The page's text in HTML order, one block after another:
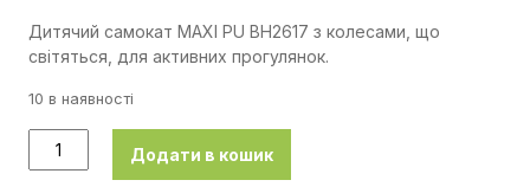
Дитячий самокат MAXI PU BH2617 з колесами, що
світяться, для активних прогулянок.
10 в наявності
Додати в кошик